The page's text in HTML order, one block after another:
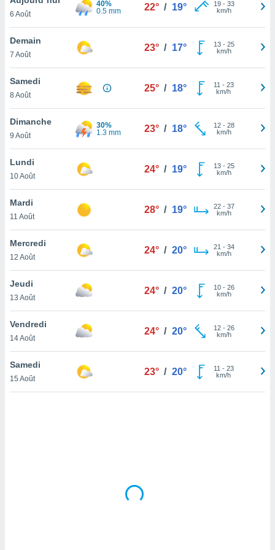
et
»,
au
vous
qu'ils
ou
le
ainsi
un
la
du
en
de
6 Août
40%
0.5 mm
22° / 19° 19- 33
km/h
Demain
7 Août
23° / 17° 13- 25
km/h
Samedi
8 Août
25° / 18° 11 - 23
km/h
Dimanche
9 Août
30%
1.3 mm
23° / 18° 12- 28
km/h
Lundi
10 Août
24° / 19° 13- 25
km/h
Mardi
11 Août
28° / 19° 22- 37
km/h
Mercredi
12 Août
24° / 20° 21 - 34
km/h
Jeudi
13 Août
24° / 20° 10- 26
km/h
Vendredi
14 Août
24° / 20° 12- 26
km/h
Samedi
15 Août
23° / 20° 11 - 23
km/h